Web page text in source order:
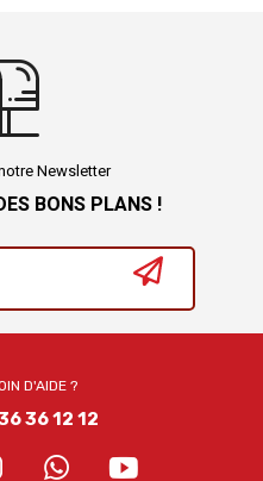
Newsletter
BONS PLANS !
D'AIDE ?
36 12 12